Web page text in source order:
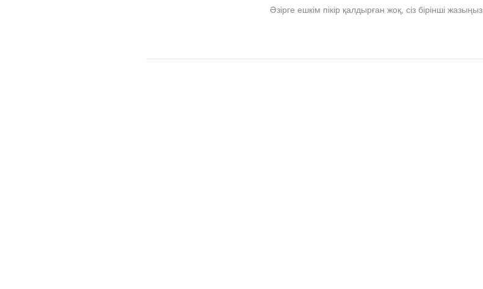
Әзірге ешкім пікір қалдырған жоқ, сіз бірінші жазыңыз